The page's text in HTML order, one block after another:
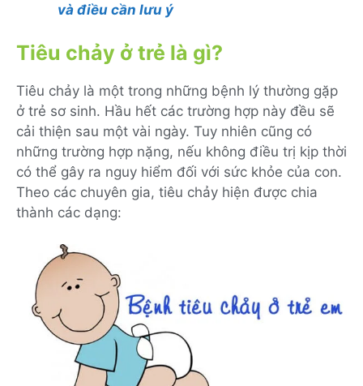
và điều cần lưu ý
Tiêu chảy ở trẻ là gì?
Tiêu chảy là một trong những bệnh lý thường gặp
ở trẻ sơ sinh. Hầu hết các trường hợp này đều sẽ
cải thiện sau một vài ngày. Tuy nhiên cũng có
những trường hợp nặng, nếu không điều trị kịp thời
có thể gây ra nguy hiểm đối với sức khỏe của con.
Theo các chuyên gia, tiêu chảy hiện được chia
thành các dạng: